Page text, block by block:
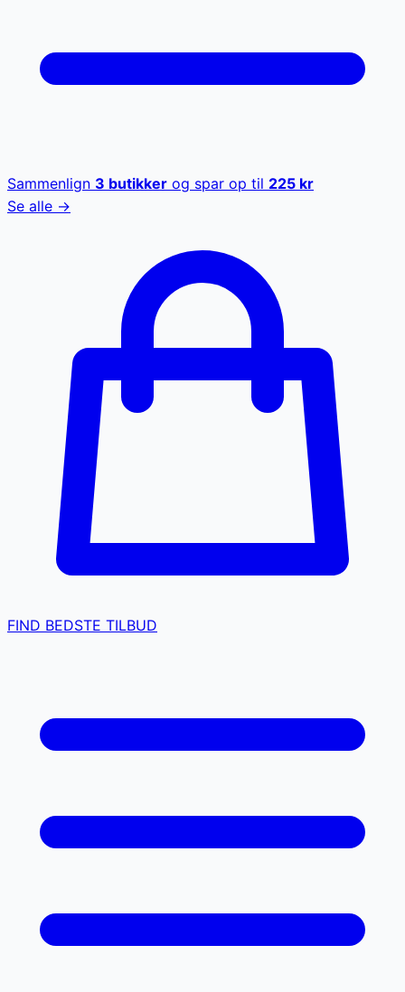
Sammenlign 3 butikker og spar op til 225 kr
Se alle →
FIND BEDSTE TILBUD